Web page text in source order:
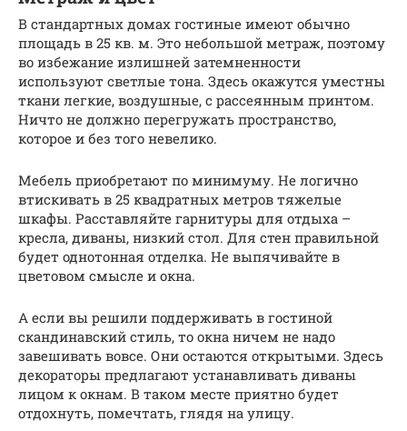
В стандартных домах гостиные имеют обычно
площадь в 25 кв. м. Это небольшой метраж, поэтому
во избежание излишней затемненности
используют светлые тона. Здесь окажутся уместны
ткани легкие, воздушные, с рассеянным принтом.
Ничто не должно перегружать пространство,
которое и без того невелико.
Мебель приобретают по минимуму. Не логично
втискивать в 25 квадратных метров тяжелые
шкафы. Расставляйте гарнитуры для отдыха –
кресла, диваны, низкий стол. Для стен правильной
будет однотонная отделка. Не выпячивайте в
цветовом смысле и окна.
А если вы решили поддерживать в гостиной
скандинавский стиль, то окна ничем не надо
завешивать вовсе. Они остаются открытыми. Здесь
декораторы предлагают устанавливать диваны
лицом к окнам. В таком месте приятно будет
отдохнуть, помечтать, глядя на улицу.